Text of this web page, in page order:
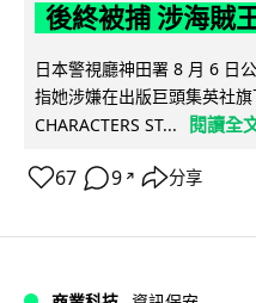
後終被捕 涉海賊
日本警視廳神田署 8 月 6 日
指她涉嫌在出版巨頭集英社
CHARACTERS ST...
閱讀全
67 9 ↗ 分享